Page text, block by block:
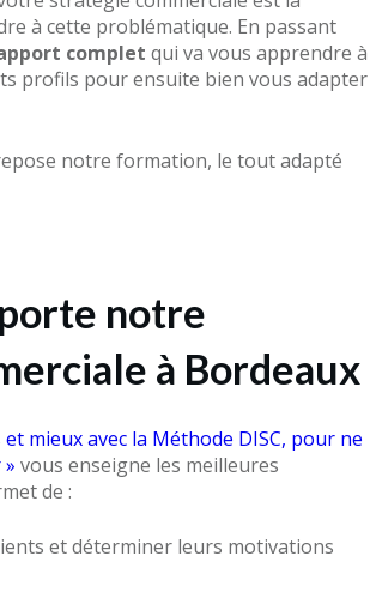
à cette problématique. En passant
complet qui va vous apprendre à
profils pour ensuite bien vous adapter
notre formation, le tout adapté
notre
à Bordeaux
mieux avec la Méthode DISC, pour ne
vous enseigne les meilleures
de :
et déterminer leurs motivations